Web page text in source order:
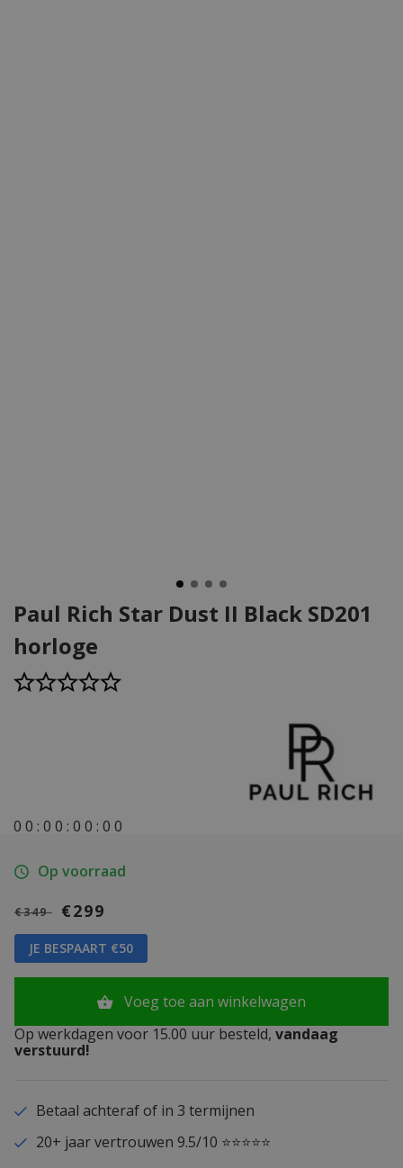
Paul Rich Star Dust II Black SD201
horloge
0 0 : 0 0 : 0 0 : 0 0
Op voorraad
€349 €299
JE BESPAART €50
Voeg toe aan winkelwagen
Op werkdagen voor 15.00 uur besteld, vandaag
verstuurd!
Betaal achteraf of in 3 termijnen
20+ jaar vertrouwen 9.5/10 ⭐⭐⭐⭐⭐